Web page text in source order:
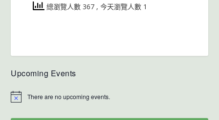
總瀏覽人數 367 , 今天瀏覽人數 1
Upcoming Events
There are no upcoming events.